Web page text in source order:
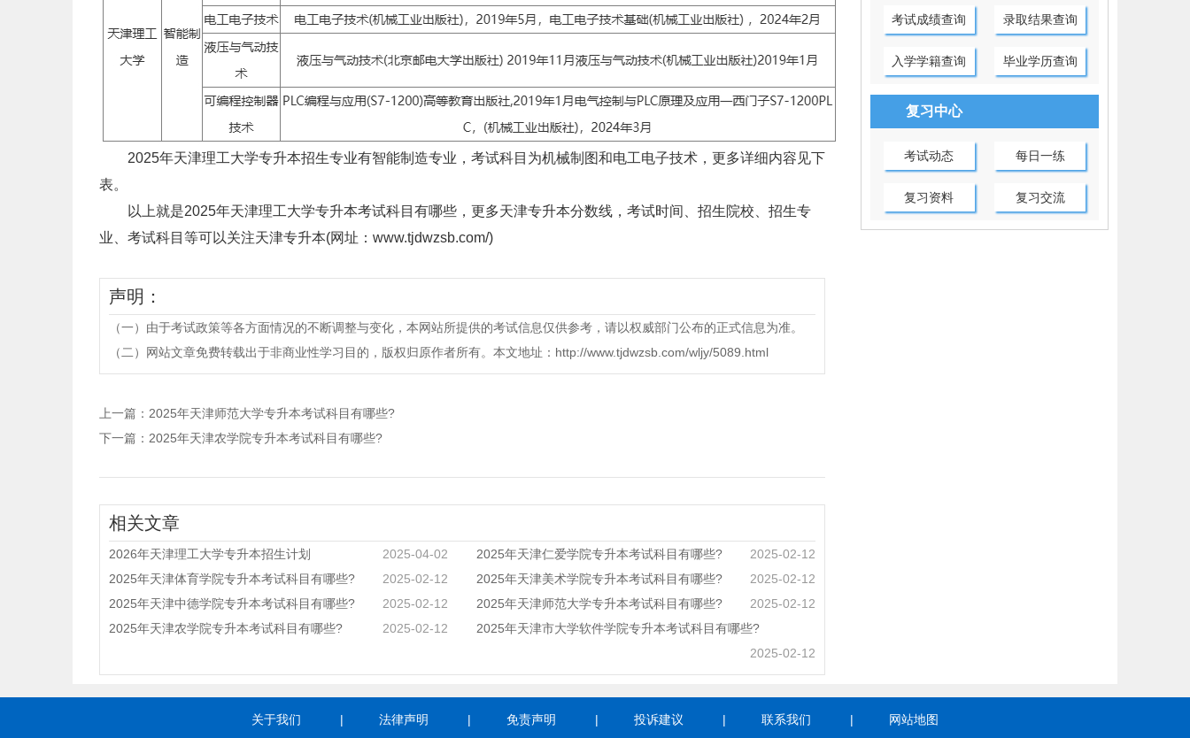
2025年天津理工大学专升本招生专业有智能制造专业，考试科目为机械制图和电工电子技术，更多详细内容见下
表。
以上就是2025年天津理工大学专升本考试科目有哪些，更多天津专升本分数线，考试时间、招生院校、招生专
业、考试科目等可以关注天津专升本(网址：www.tjdwzsb.com/)
声明：
（一）由于考试政策等各方面情况的不断调整与变化，本网站所提供的考试信息仅供参考，请以权威部门公布的正式信息为准。
（二）网站文章免费转载出于非商业性学习目的，版权归原作者所有。本文地址：http://www.tjdwzsb.com/wljy/5089.html
上一篇： 2025年天津师范大学专升本考试科目有哪些?
下一篇： 2025年天津农学院专升本考试科目有哪些?
相关文章
2026年天津理工大学专升本招生计划 2025-04-02 2025年天津仁爱学院专升本考试科目有哪些?
2025-02-12
2025年天津体育学院专升本考试科目有哪些?
2025-02-12 2025年天津美术学院专升本考试科目有哪些?
2025-02-12
2025年天津中德学院专升本考试科目有哪些?
2025-02-12 2025年天津师范大学专升本考试科目有哪些?
2025-02-12
2025年天津农学院专升本考试科目有哪些?
2025-02-12
2025年天津市大学软件学院专升本考试科目有哪些?
2025-02-12
考试成绩查询 录取结果查询
入学学籍查询 毕业学历查询
复习中心
考试动态 每日一练
复习资料 复习交流
关于我们 | 法律声明 | 免责声明 | 投诉建议 | 联系我们 | 网站地图